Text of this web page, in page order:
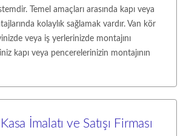
Temel amaçları arasında kapı veya
kolaylık sağlamak vardır. Van kör
veya iş yerlerinizde montajını
kapı veya pencerelerinizin montajının
İmalatı ve Satışı Firması